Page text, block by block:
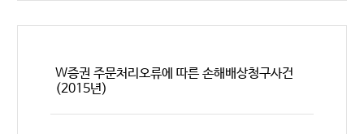
W증권 주문처리오류에 따른 손해배상청구사건
(2015년)